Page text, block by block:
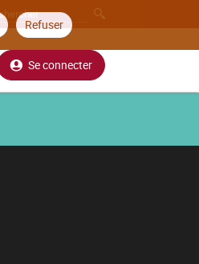
Refuser
Se connecter